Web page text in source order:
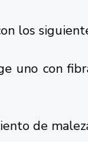
los
uno con
de